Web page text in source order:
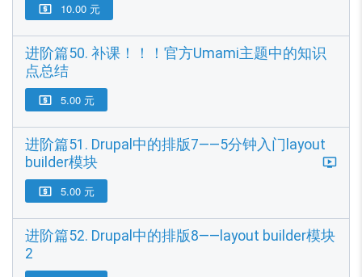
 10.00 元
进阶篇50. 补课！！！官方Umami主题中的知识
点总结
 5.00 元
进阶篇51. Drupal中的排版7——5分钟入门layout
builder模块
 5.00 元
进阶篇52. Drupal中的排版8——layout builder模块
2